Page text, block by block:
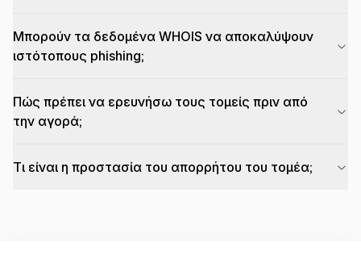
Μπορούν τα δεδομένα WHOIS να αποκαλύψουν
ιστότοπους phishing;
Πώς πρέπει να ερευνήσω τους τομείς πριν από
την αγορά;
Τι είναι η προστασία του απορρήτου του τομέα;